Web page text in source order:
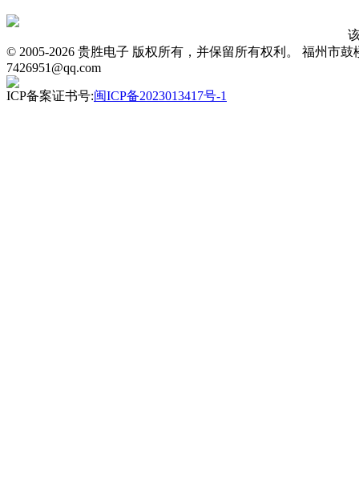
© 2005-2026 贵胜电子 版权所有，并保留所有权利。 福州市鼓
7426951@qq.com
ICP备案证书号:闽ICP备2023013417号-1